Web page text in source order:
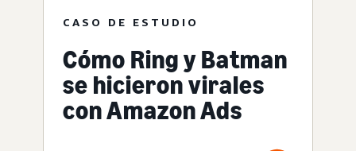
CASO DE ESTUDIO
Cómo Ring y Batman
se hicieron virales
con Amazon Ads